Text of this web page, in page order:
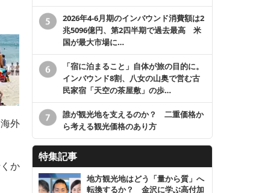
外
か
2026年4-6月期のインバウンド消費額は2
兆5096億円、第2四半期で過去最高 米
国が最大市場に…
「宿に泊まること」自体が旅の目的に。
インバウンド8割、八女の山奥で営む古
民家宿「天空の茶屋敷」の歩…
誰が観光地を支えるのか？ 二重価格か
ら考える観光価格のあり方
特集記事
地方観光地はどう「量から質」へ
転換するか？ 金沢に学ぶ高付加